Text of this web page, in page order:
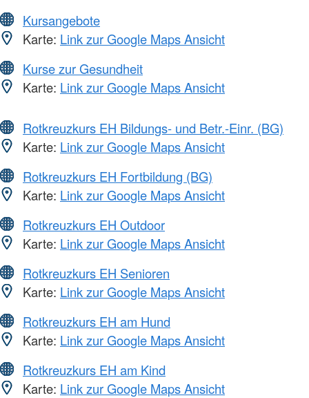
Kursangebote
Karte: Link zur Google Maps Ansicht
Kurse zur Gesundheit
Karte: Link zur Google Maps Ansicht
Rotkreuzkurs EH Bildungs- und Betr.-Einr. (BG)
Karte: Link zur Google Maps Ansicht
Rotkreuzkurs EH Fortbildung (BG)
Karte: Link zur Google Maps Ansicht
Rotkreuzkurs EH Outdoor
Karte: Link zur Google Maps Ansicht
Rotkreuzkurs EH Senioren
Karte: Link zur Google Maps Ansicht
Rotkreuzkurs EH am Hund
Karte: Link zur Google Maps Ansicht
Rotkreuzkurs EH am Kind
Karte: Link zur Google Maps Ansicht